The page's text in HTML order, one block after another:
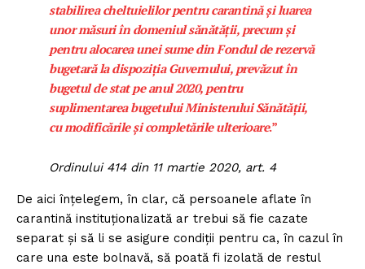
stabilirea cheltuielilor pentru carantină și luarea
unor măsuri în domeniul sănătății, precum și
pentru alocarea unei sume din Fondul de rezervă
bugetară la dispoziția Guvernului, prevăzut în
bugetul de stat pe anul 2020, pentru
suplimentarea bugetului Ministerului Sănătății,
cu modificările și completările ulterioare.”
Ordinului 414 din 11 martie 2020, art. 4
De aici înțelegem, în clar, că persoanele aflate în
carantină instituționalizată ar trebui să fie cazate
separat și să li se asigure condiții pentru ca, în cazul în
care una este bolnavă, să poată fi izolată de restul